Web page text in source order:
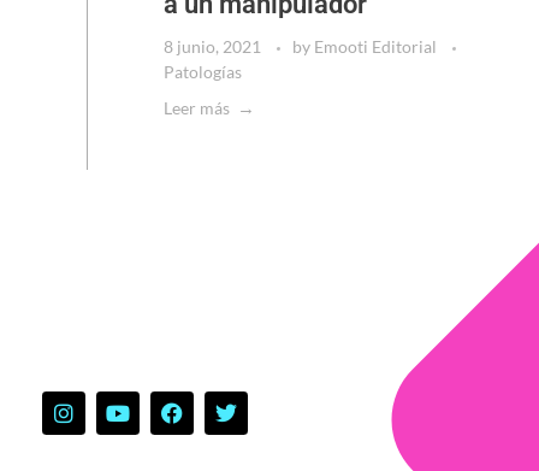
8 junio, 2021 by Emooti Editorial
Patologías
Leer más